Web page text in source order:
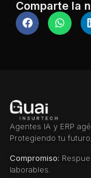
Comparte la
Agentes IA y ERP
Protegiendo tu
Compromiso:
laborables.